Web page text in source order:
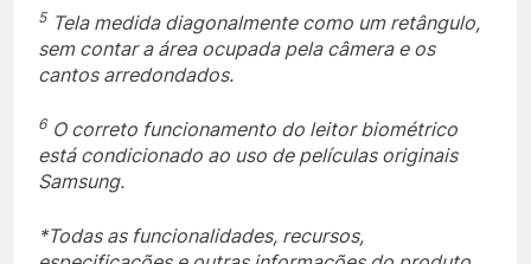
5 Tela medida diagonalmente como um retângulo,
sem contar a área ocupada pela câmera e os
cantos arredondados.
6 O correto funcionamento do leitor biométrico
está condicionado ao uso de películas originais
Samsung.
*Todas as funcionalidades, recursos,